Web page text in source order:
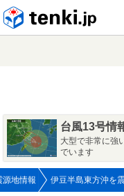
台風13号情
大型で非常に強
でいます
源地情報 伊豆半島東方沖を